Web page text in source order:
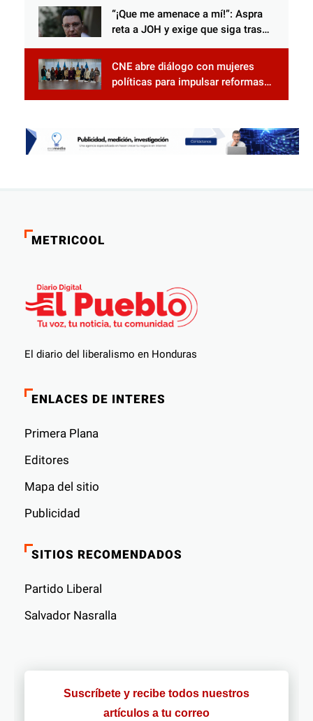
Censo Nacional 2026
“¡Que me amenace a mí!”: Aspra
reta a JOH y exige que siga tras
CNE abre diálogo con mujeres
políticas para impulsar reformas
electorales
METRICOOL
El diario del liberalismo en Honduras
ENLACES DE INTERES
Primera Plana
Editores
Mapa del sitio
Publicidad
SITIOS RECOMENDADOS
Partido Liberal
Salvador Nasralla
Suscríbete y recibe todos nuestros
artículos a tu correo